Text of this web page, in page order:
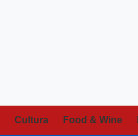
Cultura Food & Wine